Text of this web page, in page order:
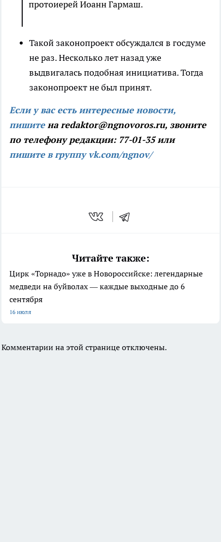
протоиерей Иоанн Гармаш.
Такой законопроект обсуждался в госдуме
не раз. Несколько лет назад уже
выдвигалась подобная инициатива. Тогда
законопроект не был принят.
Если у вас есть интересные новости,
пишитена redaktor@ngnovoros.ru, звоните
по телефону редакции: 77-01-35 или
пишите в группу vk.com/ngnov/
Читайте также:
Цирк «Торнадо» уже в Новороссийске: легендарные
медведи на буйволах — каждые выходные до 6
сентября
16 июля
Комментарии на этой странице отключены.